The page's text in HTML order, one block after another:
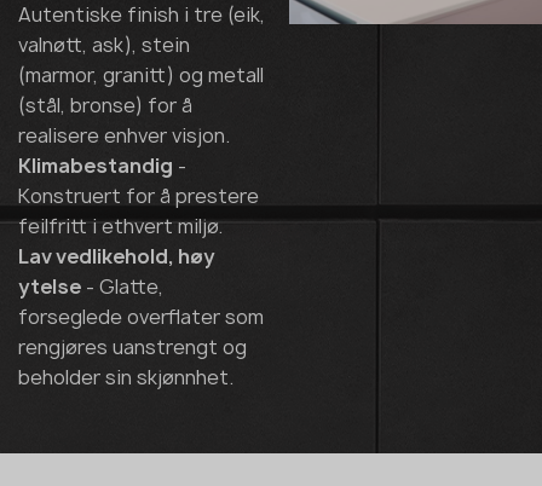
Autentiske finish i tre (eik,
valnøtt, ask), stein
(marmor, granitt) og metall
(stål, bronse) for å
realisere enhver visjon.
Klimabestandig -
Konstruert for å prestere
feilfritt i ethvert miljø.
Lav vedlikehold, høy
ytelse - Glatte,
forseglede overflater som
rengjøres uanstrengt og
beholder sin skjønnhet.